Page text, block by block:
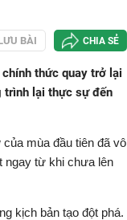
BÀI CHIA SẺ
thức quay trở lại
trình lại thực sự đến
mùa đầu tiên đã vô
ngay từ khi chưa lên
kịch bản tạo đột phá.